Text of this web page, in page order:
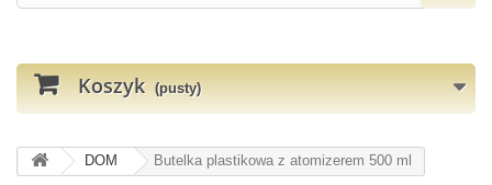
Koszyk (pusty)
DOM Butelka plastikowa z atomizerem 500 ml